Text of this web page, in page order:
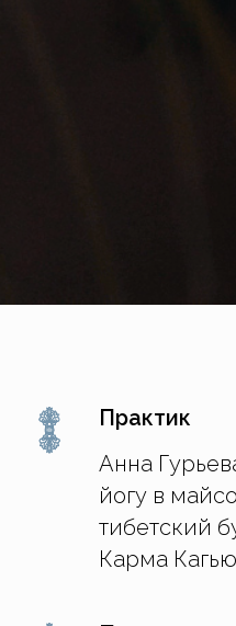
Практик
Анна
йогу в
тибетский
Карма